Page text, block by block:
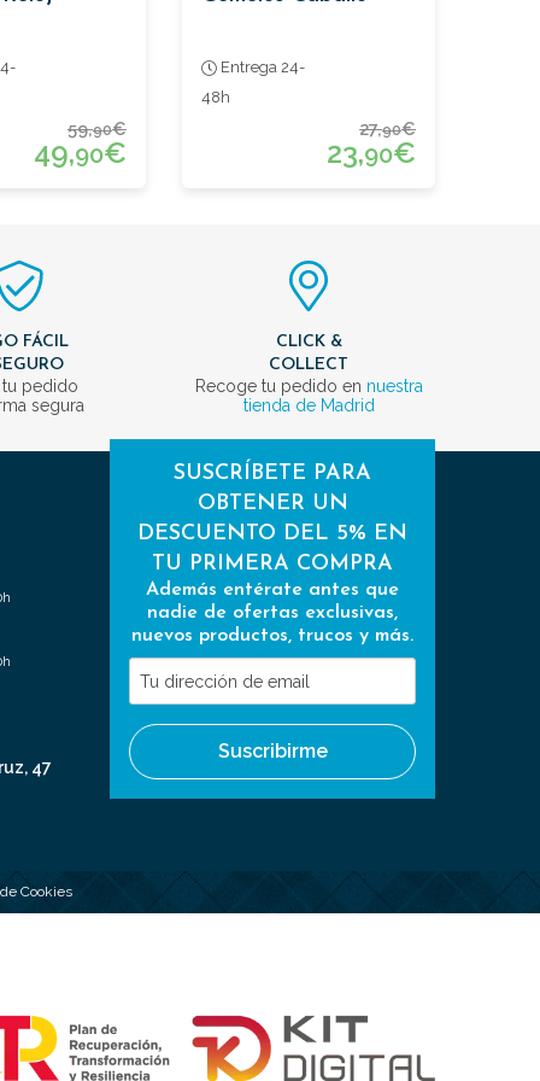
59,90€
49,90€
Entrega 24-
48h
27,90€
23,90€
FÁCIL
tu pedido
segura
CLICK &
COLLECT
Recoge tu pedido en nuestra
tienda de Madrid
47
SUSCRÍBETE PARA
OBTENER UN
DESCUENTO DEL 5% EN
TU PRIMERA COMPRA
Además entérate antes que
nadie de ofertas exclusivas,
nuevos productos, trucos y más.
Tu
dirección
de
email
Suscribirme
Cookies